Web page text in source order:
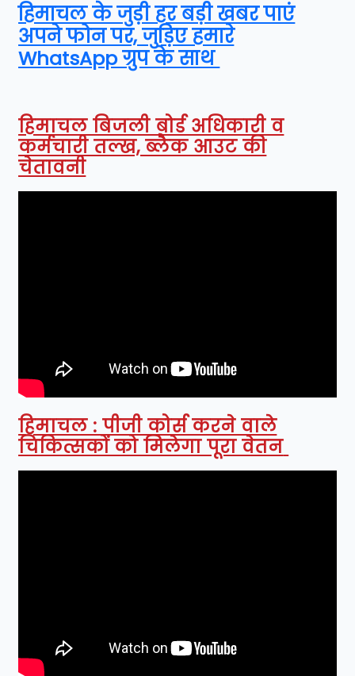
हिमाचल के जुड़ी हर बड़ी खबर पाएं
अपने फोन पर, जुड़िए हमारे
WhatsApp ग्रुप के साथ
हिमाचल बिजली बोर्ड अधिकारी व
कर्मचारी तल्ख, ब्लैक आउट की
चेतावनी
हिमाचल : पीजी कोर्स करने वाले
चिकित्सकों को मिलेगा पूरा वेतन